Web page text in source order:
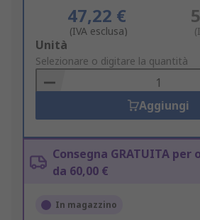
47,22 €
(IVA esclusa)
Add
to
Basket
Unità
Selezionare o digitare la quantità
Aggiungi
Consegna GRATUITA
da 60,00 €
In magazzino